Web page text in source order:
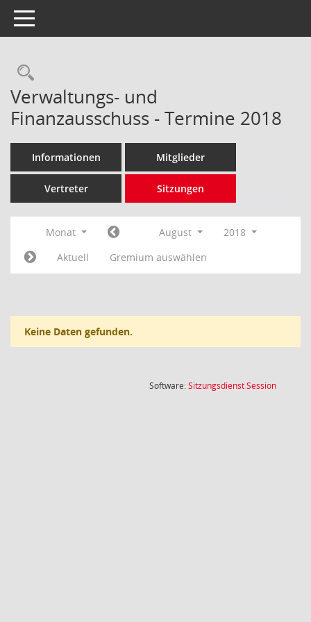
Toggle navigation
Rechercheauswahl
Verwaltungs- und
Finanzausschuss - Termine 2018
Informationen Mitglieder
Vertreter Sitzungen
Monat August
2018
Aktuell
Gremium auswählen
Keine Daten gefunden.
Software:SitzungsdienstSession(Wird in